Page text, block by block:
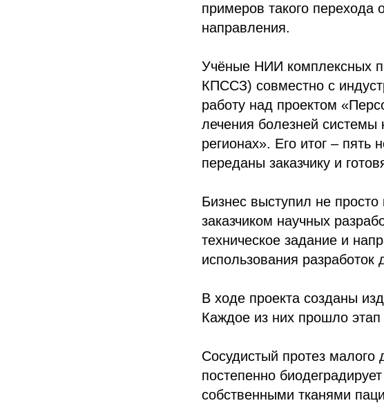
примеров такого перехода
направления.
Учёные НИИ комплексных
КПССЗ) совместно с
работу над проектом
лечения болезней
регионах». Его итог – пять
переданы заказчику и
Бизнес выступил не
заказчиком научных
техническое задание и
использования
В ходе проекта созданы
Каждое из них прошло
Сосудистый протез малого
постепенно
собственными тканями